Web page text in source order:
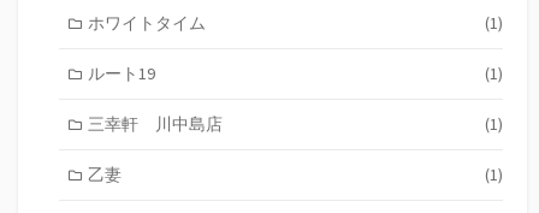
ホワイトタイム (1)
ルート19 (1)
三幸軒 川中島店 (1)
乙妻 (1)